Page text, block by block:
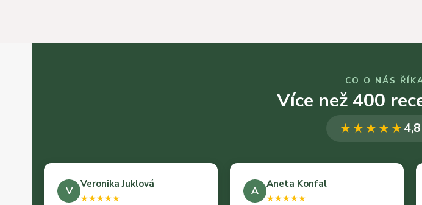
CO O NÁS
Více než 400
★★★★★
V
Veronika Juklová
★★★★★
A
Aneta Konfal
★★★★★